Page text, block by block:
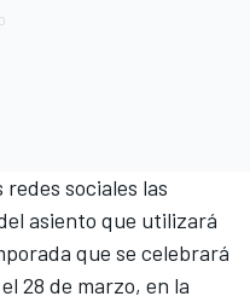
sociales las
asiento que utilizará
que se celebrará
28 de marzo, en la